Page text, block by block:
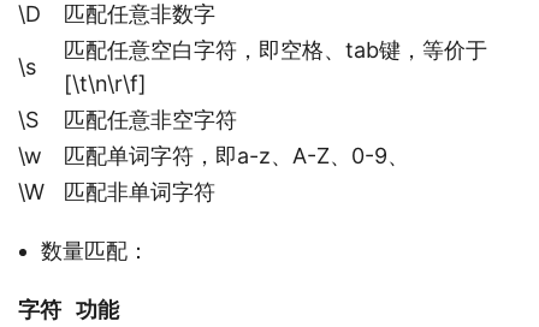
\D
匹配任意非数字
\s
匹配任意空白字符，即空格、tab键，等价于
[\t\n\r\f]
\S
匹配任意非空字符
\w
匹配单词字符，即a-z、A-Z、0-9、
\W
匹配非单词字符
数量匹配：
字符 功能